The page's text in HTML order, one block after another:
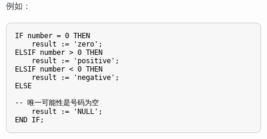
例如：
IF number = 0 THEN
    result := 'zero';
ELSIF number > 0 THEN
    result := 'positive';
ELSIF number < 0 THEN
    result := 'negative';
ELSE
-- 唯一可能性是号码为空
    result := 'NULL';
END IF;